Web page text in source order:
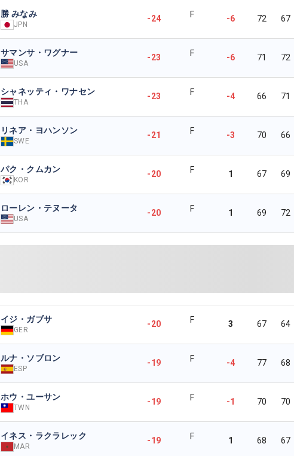
勝 みなみ
JPN
-24 F -6 72 67
サマンサ・ワグナー
USA
-23 F -6 71 72
シャネッティ・ワナセン
THA
-23 F -4 66 71
リネア・ヨハンソン
SWE
-21 F -3 70 66
パク・クムカン
KOR
-20 F 1 67 69
ローレン・テヌータ
USA
-20 F 1 69 72
イジ・ガブサ
GER
-20 F 3 67 64
ルナ・ソブロン
ESP
-19 F -4 77 68
ホウ・ユーサン
TWN
-19 F -1 70 70
イネス・ラクラレック
MAR
-19 F 1 68 67